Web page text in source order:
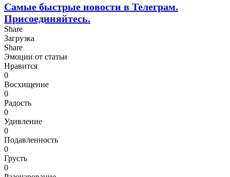
Самые быстрые новости в Телеграм.
Присоединяйтесь.
Share
Загрузка
Share
Эмоции от статьи
Нравится
0
Восхищение
0
Радость
0
Удивление
0
Подавленность
0
Грусть
0